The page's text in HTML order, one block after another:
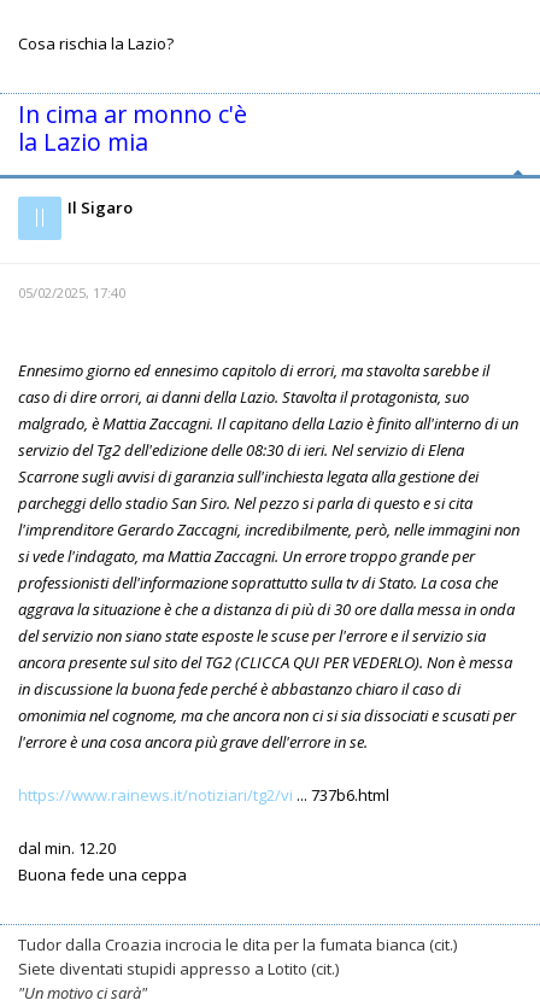
Cosa rischia la Lazio?
In cima ar monno c'è
la Lazio mia
Il Il Sigaro
05/02/2025, 17:40
Ennesimo giorno ed ennesimo capitolo di errori, ma stavolta sarebbe il
caso di dire orrori, ai danni della Lazio. Stavolta il protagonista, suo
malgrado, è Mattia Zaccagni. Il capitano della Lazio è finito all'interno di un
servizio del Tg2 dell'edizione delle 08:30 di ieri. Nel servizio di Elena
Scarrone sugli avvisi di garanzia sull'inchiesta legata alla gestione dei
parcheggi dello stadio San Siro. Nel pezzo si parla di questo e si cita
l'imprenditore Gerardo Zaccagni, incredibilmente, però, nelle immagini non
si vede l'indagato, ma Mattia Zaccagni. Un errore troppo grande per
professionisti dell'informazione soprattutto sulla tv di Stato. La cosa che
aggrava la situazione è che a distanza di più di 30 ore dalla messa in onda
del servizio non siano state esposte le scuse per l'errore e il servizio sia
ancora presente sul sito del TG2 (CLICCA QUI PER VEDERLO). Non è messa
in discussione la buona fede perché è abbastanzo chiaro il caso di
omonimia nel cognome, ma che ancora non ci si sia dissociati e scusati per
l'errore è una cosa ancora più grave dell'errore in se.
https://www.rainews.it/notiziari/tg2/vi ... 737b6.html
dal min. 12.20
Buona fede una ceppa
Tudor dalla Croazia incrocia le dita per la fumata bianca (cit.)
Siete diventati stupidi appresso a Lotito (cit.)
"Un motivo ci sarà"